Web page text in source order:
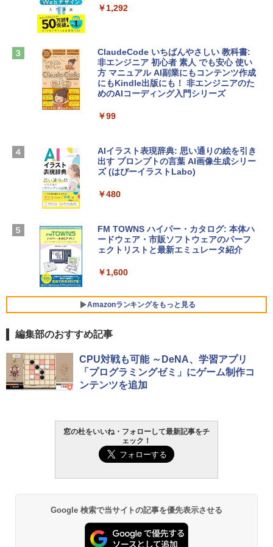
tomtoc 360°保護 15.6 16インチ パソコ
￥2,952
【Amazon.co.jp限定】 HP ノートパソコ
ン 15-fd 15.6インチ 16GBメモリ 512GB
Apple 2026 MacBook Air M5チップ搭載
13インチノートブック：AIとApple Intell
スプレイ、16GBユニファイドメモリ、1
D - シルバー
￥261,414
チ AMD Ryzen 7 170 メモリ16GB SSD 5
12GB Microsoft 365 Personal (24か月
E クワイエットブルー M1502NAQ-R716
￥109,800
インゲームコード】 ロブロックス | オン
Robloxギフトカード - 1000 Robux 【限
定バーチャルアイテムを含む】 【オンラ
インゲームコード】 ロブロックス |オン
Microsoft Office Home & Business 202
4(最新 永続版)|オンラインコード版|Wind
Robloxギフトカード - 10,000 Robux
【限定バーチャルアイテムを含む】 【オ
オンラインコード版
￥14,500
￥1,292
ClaudeCode いちばんやさしい 教科書:
非エンジニア 初心者 素人 でも安心 使い
方 マニュアル AI副業にもコンテンツ作成
にもKindle出版にも！ 非エンジニアのた
めのAIコーディング入門シリーズ
￥99
AIイラスト表現辞典: 思い通りの絵を引き
出す プロンプトの言葉 AI画像生成シリー
ズ (はぴーイラストLabo)
￥480
FM TOWNS ハイパー・カタログ: 本体ハ
ードウェア・市販ソフトウェアのパーフ
ェクトリストと最新エミュレータ紹介
￥1,600
Amazonランキングをもっと見る
Amazon Kindle - 目に優しい、かさばら
ない、大きな画面で読みやすい、6週間持
続バッテリー、6インチディスプレイ電子
書籍リーダー、マッチャ、16GB、広告な
￥16,980
Kindle Paperwhite シグニチャーエディ
ション (32GB) 7インチディスプレイ、明
ブラック
編集部のおすすめ記事
CPU対戦も可能 ～DeNA、学習アプリ
「プログラミングゼミ」にゲーム制作コ
ンテンツを追加
窓の杜をいいね・フォローして最新記事をチ
ェック！
Google 検索で当サイトの記事を優先表示させる